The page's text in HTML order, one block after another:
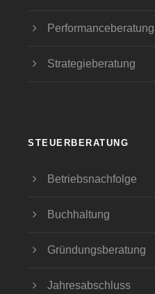
Performanceberatung
Strategieberatung
STEUERBERATUNG
Betriebsnachfolge
Buchhaltung
Gründungsberatung
Jahresabschluss